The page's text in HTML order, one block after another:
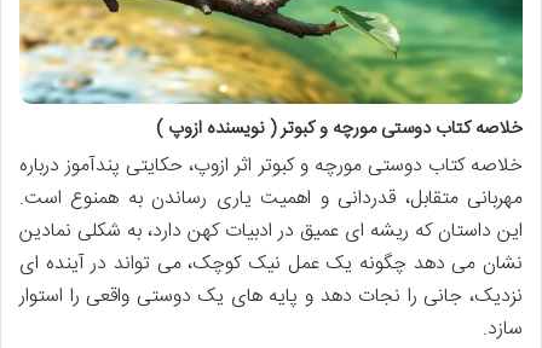
خلاصه کتاب دوستی مورچه و کبوتر ( نویسنده ازوپ )
خلاصه کتاب دوستی مورچه و کبوتر اثر ازوپ، حکایتی پندآموز درباره
مهربانی متقابل، قدردانی و اهمیت یاری رساندن به همنوع است.
این داستان که ریشه ای عمیق در ادبیات کهن دارد، به شکلی نمادین
نشان می دهد چگونه یک عمل نیک کوچک، می تواند در آینده ای
نزدیک، جانی را نجات دهد و پایه های یک دوستی واقعی را استوار
سازد.